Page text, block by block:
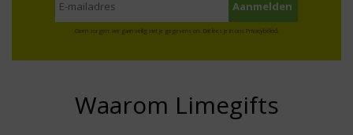
Geen zorgen: we gaan veilig met je gegevens om. Dat lees je in ons Privacybeleid.
Waarom Limegifts